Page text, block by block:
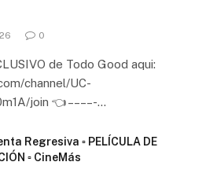
0
de Todo Good aqui:
channel/UC-
join 👈 – – – – -…
Regresiva ▫️ PELÍCULA DE
▫️ CineMás